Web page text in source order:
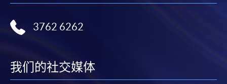
子郵件帳戶。請保留確定回條作日後查詢用途。
3762 6262
我们的社交媒体